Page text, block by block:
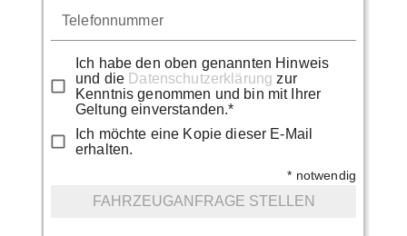
Telefonnummer
Ich habe den oben genannten Hinweis
und die Datenschutzerklärung zur
Kenntnis genommen und bin mit Ihrer
Geltung einverstanden.*
Ich möchte eine Kopie dieser E-Mail
erhalten.
* notwendig
FAHRZEUGANFRAGE STELLEN